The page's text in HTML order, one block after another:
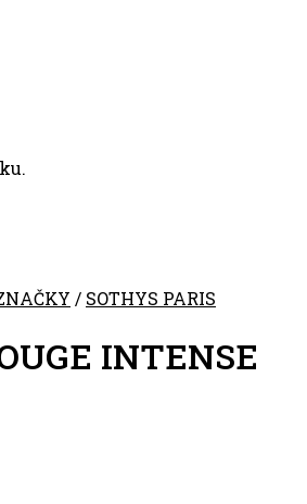
/ SOTHYS PARIS
INTENSE